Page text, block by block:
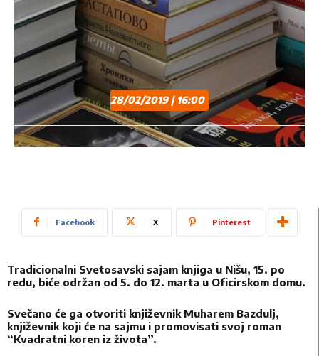
28/02/2019 | 16:00
Facebook X Pinterest
Tradicionalni Svetosavski sajam knjiga u Nišu, 15. po
redu, biće održan od 5. do 12. marta u Oficirskom domu.
Svečano će ga otvoriti književnik Muharem Bazdulj,
književnik koji će na sajmu i promovisati svoj roman
“Kvadratni koren iz života”.